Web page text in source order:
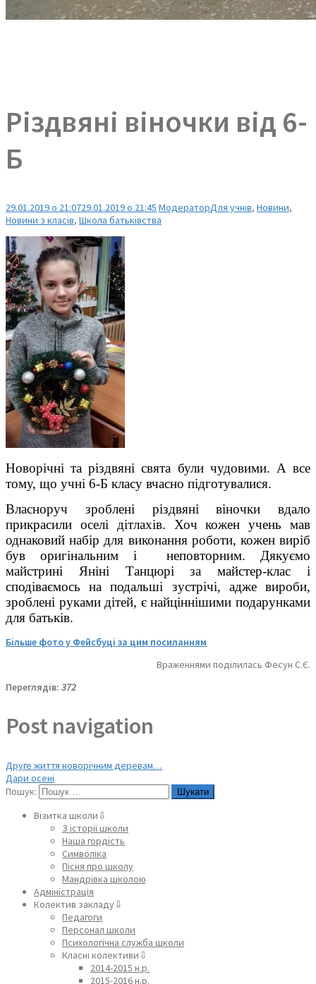
Різдвяні віночки від 6-
Б
29.01.2019 о 21:0729.01.2019 о 21:45 МодераторДля учнів, Новини,
Новини з класів, Школа батьківства
Новорічні та різдвяні свята були чудовими. А все
тому, що учні 6-Б класу вчасно підготувалися.
Власноруч зроблені різдвяні віночки вдало
прикрасили оселі дітлахів. Хоч кожен учень мав
однаковий набір для виконання роботи, кожен виріб
був оригінальним і неповторним. Дякуємо
майстрині Яніні Танцюрі за майстер-клас і
сподіваємось на подальші зустрічі, адже вироби,
зроблені руками дітей, є найціннішими подарунками
для батьків.
Більше фото у Фейсбуці за цим посиланням
Враженнями поділилась Фесун С.Є.
Переглядів: 372
Post navigation
Друге життя новорічним деревам…
Дари осені
Пошук:
Візитка школи⇩
З історії школи
Наша гордість
Символіка
Пісня про школу
Мандрівка школою
Адміністрація
Колектив закладу⇩
Педагоги
Персонал школи
Психологічна служба школи
Класні колективи⇩
2014-2015 н.р.
2015-2016 н.р.